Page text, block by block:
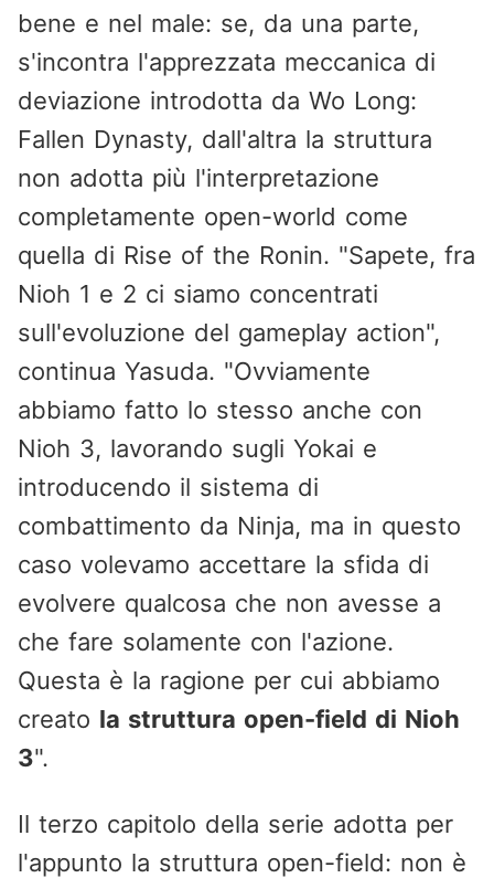
bene e nel male: se, da una parte,
s'incontra l'apprezzata meccanica di
deviazione introdotta da Wo Long:
Fallen Dynasty, dall'altra la struttura
non adotta più l'interpretazione
completamente open-world come
quella di Rise of the Ronin. "Sapete, fra
Nioh 1 e 2 ci siamo concentrati
sull'evoluzione del gameplay action",
continua Yasuda. "Ovviamente
abbiamo fatto lo stesso anche con
Nioh 3, lavorando sugli Yokai e
introducendo il sistema di
combattimento da Ninja, ma in questo
caso volevamo accettare la sfida di
evolvere qualcosa che non avesse a
che fare solamente con l'azione.
Questa è la ragione per cui abbiamo
creato la struttura open-field di Nioh
3".
Il terzo capitolo della serie adotta per
l'appunto la struttura open-field: non è